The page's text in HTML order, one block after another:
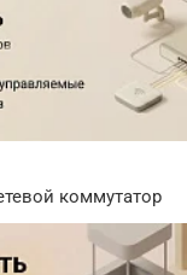
коммутатор